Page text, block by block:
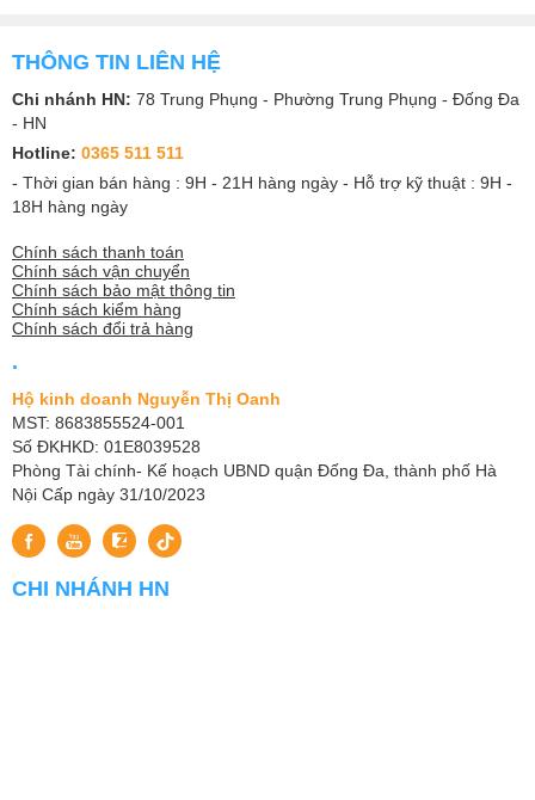
THÔNG TIN LIÊN HỆ
Chi nhánh HN: 78 Trung Phụng - Phường Trung Phụng - Đống Đa
- HN
Hotline: 0365 511 511
- Thời gian bán hàng : 9H - 21H hàng ngày - Hỗ trợ kỹ thuật : 9H -
18H hàng ngày
Chính sách thanh toán
Chính sách vận chuyển
Chính sách bảo mật thông tin
Chính sách kiểm hàng
Chính sách đổi trả hàng
.
Hộ kinh doanh Nguyễn Thị Oanh
MST: 8683855524-001
Số ĐKHKD: 01E8039528
Phòng Tài chính- Kế hoạch UBND quận Đống Đa, thành phố Hà
Nội Cấp ngày 31/10/2023
CHI NHÁNH HN